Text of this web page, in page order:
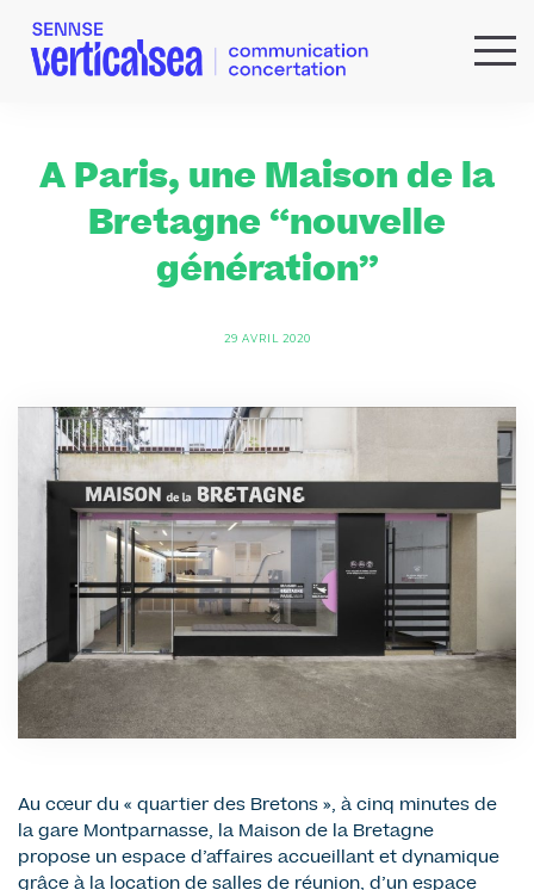
ACTUS & IDÉES
NEWSLETTER
A Paris, une Maison de la
Bretagne “nouvelle
génération”
29 AVRIL 2020
Au cœur du « quartier des Bretons », à cinq minutes de
la gare Montparnasse, la Maison de la Bretagne
propose un espace d’affaires accueillant et dynamique
grâce à la location de salles de réunion, d’un espace